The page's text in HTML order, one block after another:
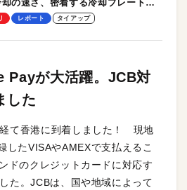
の速さ、密着する冷却プレート、
操作性がグッド！
レポート タイアップ
Payが大活躍。JCB対
した
て香港に到着しました！ 現地
したVISAやAMEXで支払えるこ
ドのクレジットカードに対応す
た。JCBは、国や地域によって